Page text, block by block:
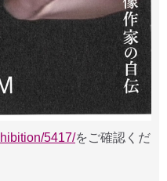
5417/をご確認くだ